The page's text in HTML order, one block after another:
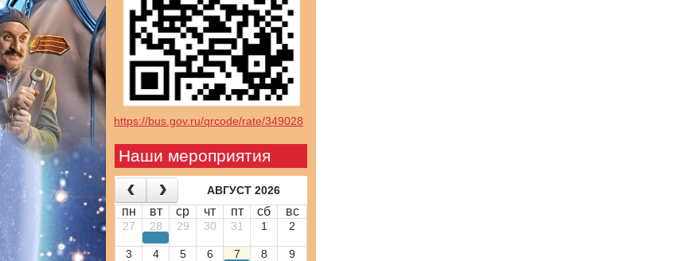
https://bus.gov.ru/qrcode/rate/349028
Наши мероприятия
АВГУСТ 2026
пн вт ср чт пт сб вс
27 28 29 30 31 1 2
3 4 5 6 7 8 9